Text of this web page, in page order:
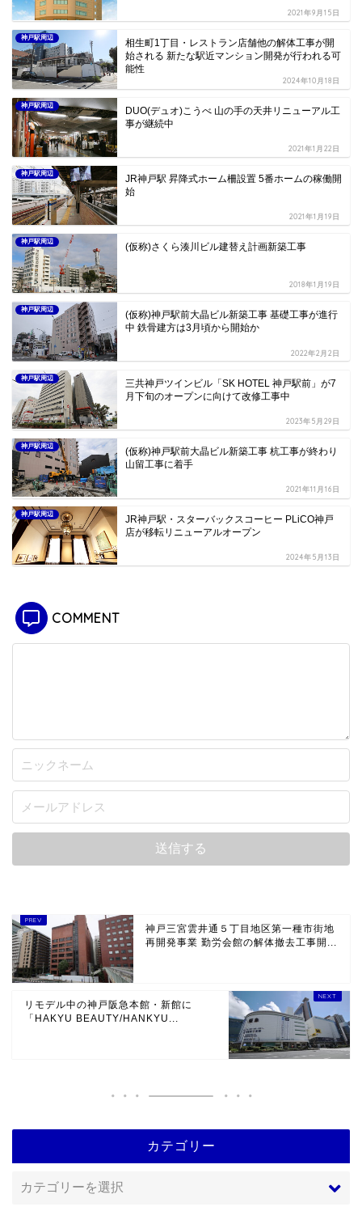
2021年9月15日
神戸駅周辺
相生町1丁目・レストラン店舗他の解体工事が開
始される 新たな駅近マンション開発が行われる可
能性
2024年10月18日
神戸駅周辺
DUO(デュオ)こうべ 山の手の天井リニューアル工
事が継続中
2021年1月22日
神戸駅周辺
JR神戸駅 昇降式ホーム柵設置 5番ホームの稼働開
始
2021年1月19日
神戸駅周辺 (仮称)さくら湊川ビル建替え計画新築工事
2018年1月19日
神戸駅周辺
(仮称)神戸駅前大晶ビル新築工事 基礎工事が進行
中 鉄骨建方は3月頃から開始か
2022年2月2日
神戸駅周辺
三共神戸ツインビル「SK HOTEL 神戸駅前」が7
月下旬のオープンに向けて改修工事中
2023年5月29日
神戸駅周辺
(仮称)神戸駅前大晶ビル新築工事 杭工事が終わり
山留工事に着手
2021年11月16日
神戸駅周辺
JR神戸駅・スターバックスコーヒー PLiCO神戸
店が移転リニューアルオープン
2024年5月13日
COMMENT
神戸三宮雲井通５丁目地区第一種市街地
再開発事業 勤労会館の解体撤去工事開...
リモデル中の神戸阪急本館・新館に
「HAKYU BEAUTY/HANKYU...
カテゴリー